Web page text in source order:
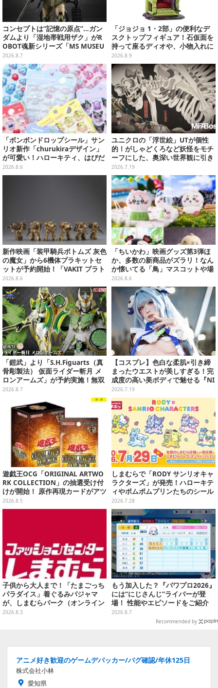
コンセプトは“記憶の原点”…ガン
ダムより「湿地帯戦用ザク」がR
OBOT魂新シリーズ「MS MUSEU
M」で商品化！博物館イメージの
ベースも注目
2026.8.7
「ジョジョ 1・2部」の便利なデ
スクトップフィギュア！石仮面を
持って座るディオや、小物入れに
なるツェペリなどズラリ
2026.8.9
「ボンボンドロップシール」サン
リオ新作「churukiraデザイン」
が可愛い！ハローキティ、はぴだ
んぶいなど全8種類が順次展開
2026.8.6
ユニクロの「浮世絵」UTが個性
的！がしゃどくろなど妖怪をモチ
ーフにした、奥深い世界観に引き
込まれる
2026.7.19
新作映画「装甲騎兵ボトムズ 灰色
の魔女」から6機体プラキットセ
ットが予約開始！「VAKIT プラト
ーン」第1弾、各部関節可動仕様
2026.8.6
「ちいかわ」映画グッズ第3弾ほ
か、多数の新商品がズラリ！なん
か懐いてる「鳥」マスコットや場
面写アイテムなど必見のラインナ
ップ
2026.8.6
「鎧武」より「S.H.Figuarts（真
骨彫製法） 仮面ライダー斬月 メ
ロンアームズ」が予約実施！無双
セイバー、メロンディフェンダー
2026.8.7
【コスプレ】色白な柔肌×引き締
まったウエストが美しすぎる！完
成度の高い美ボディで魅せる『NI
KKE』ヘンゼルの美女レイヤー
【写真9枚】
2026.7.19
遊戯王OCG「ORIGINAL ARTWO
RK COLLECTION」の抽選受け付
けが開始！ 原作再現カードがアツ
いスペシャルパック
2026.8.5
しまむらで「RODY サンリオキャ
ラクターズ」が発売！ハローキテ
ィやポムポムプリンたちのシール
帳、色が変わるタンブラーなど雑
貨を用意
2026.7.28
子供から大人まで！「たまごっち
パラダイス」着ぐるみパジャマ
が、しまむらパーク（オンライン
ストア）にて受注生産
2026.8.3
もう加入した？『パワプロ2026』
には“にじさんじ”ライバーが登
場！ 性能やエピソードをご紹介
2026.8.7
Recommended by
アニメ好き歓迎のゲームデバッカー/バグ確認/年休125日
株式会社小林
愛知県